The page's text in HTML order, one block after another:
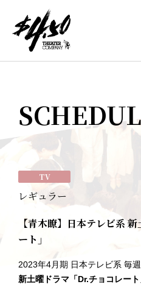
レギュラー
TV
【青木瞭】日本テレビ系
ート」
2023年4月期 日本テレビ系 毎
新土曜ドラマ「Dr.チョコレー